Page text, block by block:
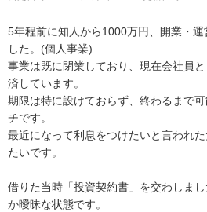
5年程前に知人から1000万円、開業・
した。(個人事業)
事業は既に閉業しており、現在会社員
済しています。
期限は特に設けておらず、終わるまで
チです。
最近になって利息をつけたいと言われ
たいです。
借りた当時「投資契約書」を交わしま
か曖昧な状態です。